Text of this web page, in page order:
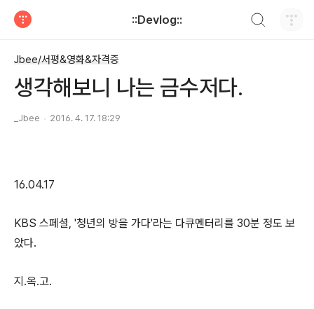
::Devlog::
Jbee/서평&영화&자격증
생각해보니 나는 금수저다.
_Jbee 2016. 4. 17. 18:29
16.04.17
KBS 스페셜, '청년의 방을 가다'라는 다큐멘터리를 30분 정도 보
았다.
지.옥.고.